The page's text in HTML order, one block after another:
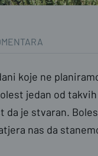
koje ne
jedan od
da je stvaran.
nas da